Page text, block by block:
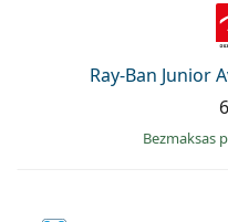
Ray-Ban Junior
Bezmaksas